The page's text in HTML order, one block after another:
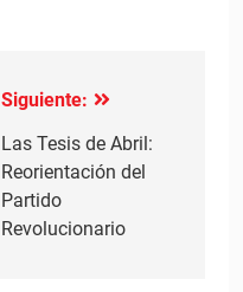
Siguiente:
Las Tesis de Abril:
Reorientación del
Partido
Revolucionario